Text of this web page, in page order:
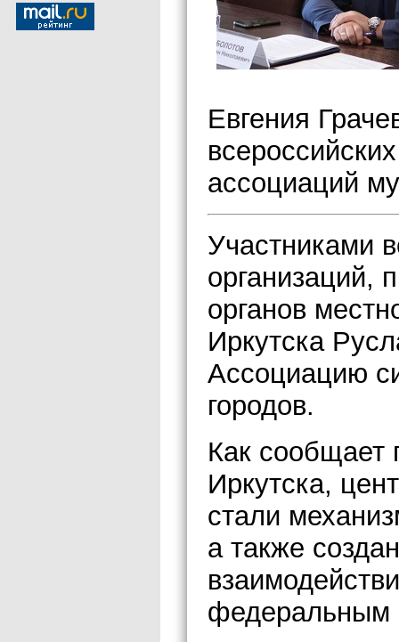
Евгения
ассоциаций
Участниками
организаций,
органов
Иркутска
Ассоциацию
городов.
Как сообщает
Иркутска,
стали
а также
федеральным